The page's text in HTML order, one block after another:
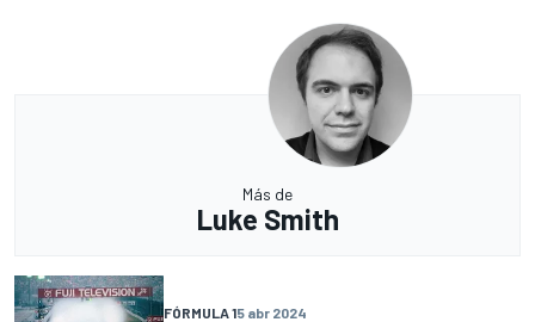
Más de
Luke Smith
FÓRMULA 15 abr 2024